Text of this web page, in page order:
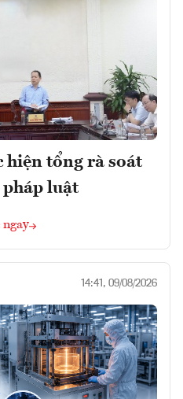
hiện tổng rà soát
pháp luật
14:41, 09/08/2026